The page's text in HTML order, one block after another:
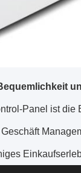
Panel ist